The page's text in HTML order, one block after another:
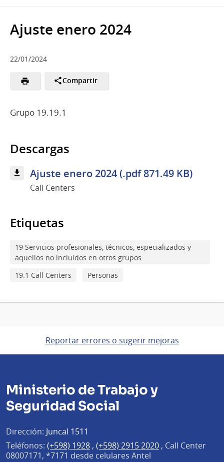
Ajuste enero 2024
22/01/2024
Compartir
Grupo 19.19.1
Descargas
Ajuste enero 2024 (.pdf 871.49 KB)
Call Centers
Etiquetas
19 Servicios profesionales, técnicos, especializados y
aquellos no incluidos en otros grupos
19.1 Call Centers
Personas
Reportar errores o sugerir mejoras
Ministerio de Trabajo y
Seguridad Social
Dirección: Juncal 1511
Teléfonos: (+598) 1928 , (+598) 2915 2020 , Call Center
08007171, *7171 desde celulares Antel